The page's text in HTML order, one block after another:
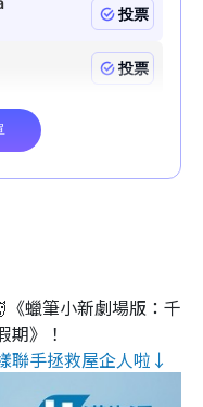
《蠟筆小新劇場版：千
期》！
聯手拯救屋企人啦↓